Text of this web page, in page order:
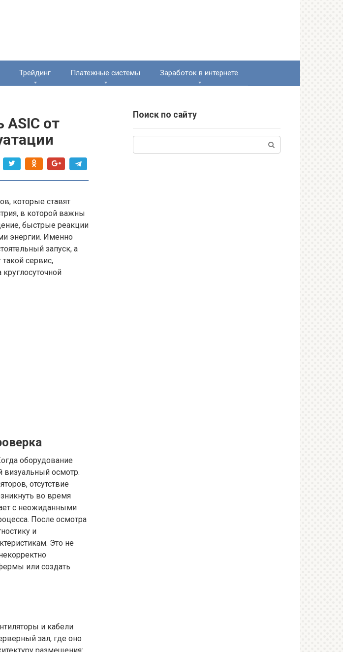
Трейдинг Платежные системы Заработок в интернете
ASIC от
которые ставят
в которой важны
быстрые реакции
энергии. Именно
запуск, а
такой сервис,
оборудование
визуальный осмотр.
отсутствие
во время
с неожиданными
После осмотра
и
Это не
или создать
и кабели
зал, где оно
Поиск по сайту